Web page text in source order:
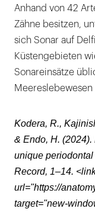
Anhand von 42
Zähne besitzen,
sich Sonar auf
Küstengebieten
Sonareinsätze
Kodera, R.,
& Endo, H.
unique
Record, 1–14.
url="https://
target="new-